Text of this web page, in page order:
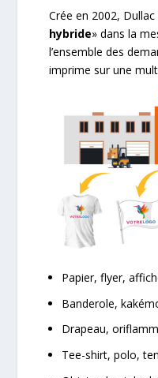
Crée en 2002,
hybride» dans la
l’ensemble des
imprime sur une
Papier, flyer,
Banderole,
Drapeau,
Tee-shirt, polo,